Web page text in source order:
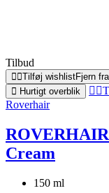
Tilbud
Tilføj wishlistFjern
Hurtigt overblik
Roverhair
Cream
150 ml